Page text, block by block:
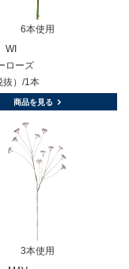
6本使用
WI
ローズ
抜）/1本
商品を見る
3本使用